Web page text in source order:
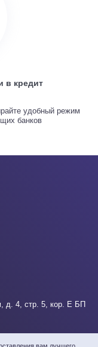
в кредит
удобный режим
банков
д. 4, стр. 5, кор. Е БП